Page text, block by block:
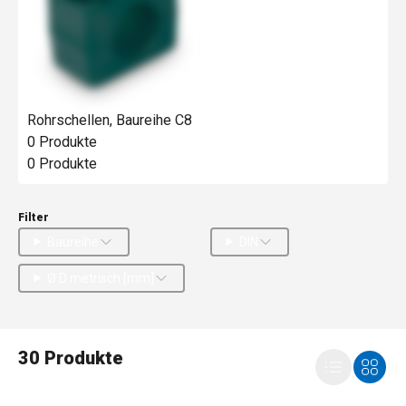
Rohrschellen, Baureihe C8
0 Produkte
0 Produkte
Filter
30 Produkte